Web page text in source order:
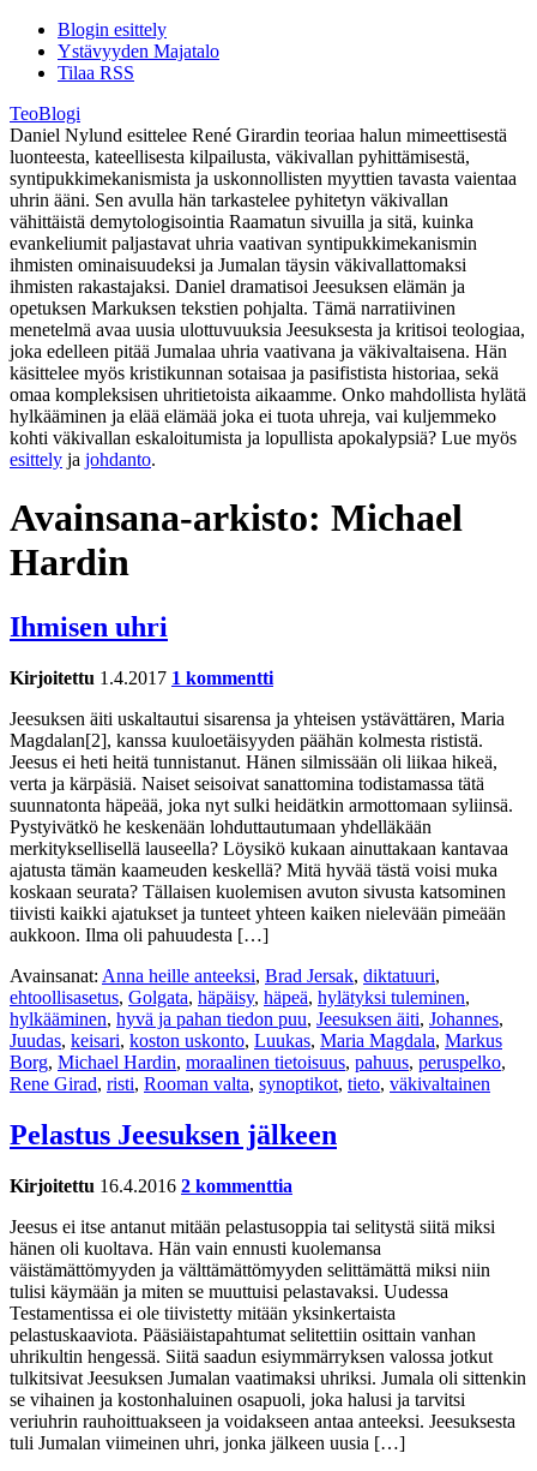
Blogin esittely
Ystävyyden Majatalo
Tilaa RSS
TeoBlogi
Daniel Nylund esittelee René Girardin teoriaa halun mimeettisestä
luonteesta, kateellisesta kilpailusta, väkivallan pyhittämisestä,
syntipukkimekanismista ja uskonnollisten myyttien tavasta vaientaa
uhrin ääni. Sen avulla hän tarkastelee pyhitetyn väkivallan
vähittäistä demytologisointia Raamatun sivuilla ja sitä, kuinka
evankeliumit paljastavat uhria vaativan syntipukkimekanismin
ihmisten ominaisuudeksi ja Jumalan täysin väkivallattomaksi
ihmisten rakastajaksi. Daniel dramatisoi Jeesuksen elämän ja
opetuksen Markuksen tekstien pohjalta. Tämä narratiivinen
menetelmä avaa uusia ulottuvuuksia Jeesuksesta ja kritisoi teologiaa,
joka edelleen pitää Jumalaa uhria vaativana ja väkivaltaisena. Hän
käsittelee myös kristikunnan sotaisaa ja pasifistista historiaa, sekä
omaa kompleksisen uhritietoista aikaamme. Onko mahdollista hylätä
hylkääminen ja elää elämää joka ei tuota uhreja, vai kuljemmeko
kohti väkivallan eskaloitumista ja lopullista apokalypsiä? Lue myös
esittely ja johdanto.
Avainsana-arkisto: Michael
Hardin
Ihmisen uhri
Kirjoitettu 1.4.2017 1 kommentti
Jeesuksen äiti uskaltautui sisarensa ja yhteisen ystävättären, Maria
Magdalan[2], kanssa kuuloetäisyyden päähän kolmesta rististä.
Jeesus ei heti heitä tunnistanut. Hänen silmissään oli liikaa hikeä,
verta ja kärpäsiä. Naiset seisoivat sanattomina todistamassa tätä
suunnatonta häpeää, joka nyt sulki heidätkin armottomaan syliinsä.
Pystyivätkö he keskenään lohduttautumaan yhdelläkään
merkityksellisellä lauseella? Löysikö kukaan ainuttakaan kantavaa
ajatusta tämän kaameuden keskellä? Mitä hyvää tästä voisi muka
koskaan seurata? Tällaisen kuolemisen avuton sivusta katsominen
tiivisti kaikki ajatukset ja tunteet yhteen kaiken nielevään pimeään
aukkoon. Ilma oli pahuudesta […]
Avainsanat: Anna heille anteeksi, Brad Jersak, diktatuuri,
ehtoollisasetus, Golgata, häpäisy, häpeä, hylätyksi tuleminen,
hylkääminen, hyvä ja pahan tiedon puu, Jeesuksen äiti, Johannes,
Juudas, keisari, koston uskonto, Luukas, Maria Magdala, Markus
Borg, Michael Hardin, moraalinen tietoisuus, pahuus, peruspelko,
Rene Girad, risti, Rooman valta, synoptikot, tieto, väkivaltainen
Pelastus Jeesuksen jälkeen
Kirjoitettu 16.4.2016 2 kommenttia
Jeesus ei itse antanut mitään pelastusoppia tai selitystä siitä miksi
hänen oli kuoltava. Hän vain ennusti kuolemansa
väistämättömyyden ja välttämättömyyden selittämättä miksi niin
tulisi käymään ja miten se muuttuisi pelastavaksi. Uudessa
Testamentissa ei ole tiivistetty mitään yksinkertaista
pelastuskaaviota. Pääsiäistapahtumat selitettiin osittain vanhan
uhrikultin hengessä. Siitä saadun esiymmärryksen valossa jotkut
tulkitsivat Jeesuksen Jumalan vaatimaksi uhriksi. Jumala oli sittenkin
se vihainen ja kostonhaluinen osapuoli, joka halusi ja tarvitsi
veriuhrin rauhoittuakseen ja voidakseen antaa anteeksi. Jeesuksesta
tuli Jumalan viimeinen uhri, jonka jälkeen uusia […]